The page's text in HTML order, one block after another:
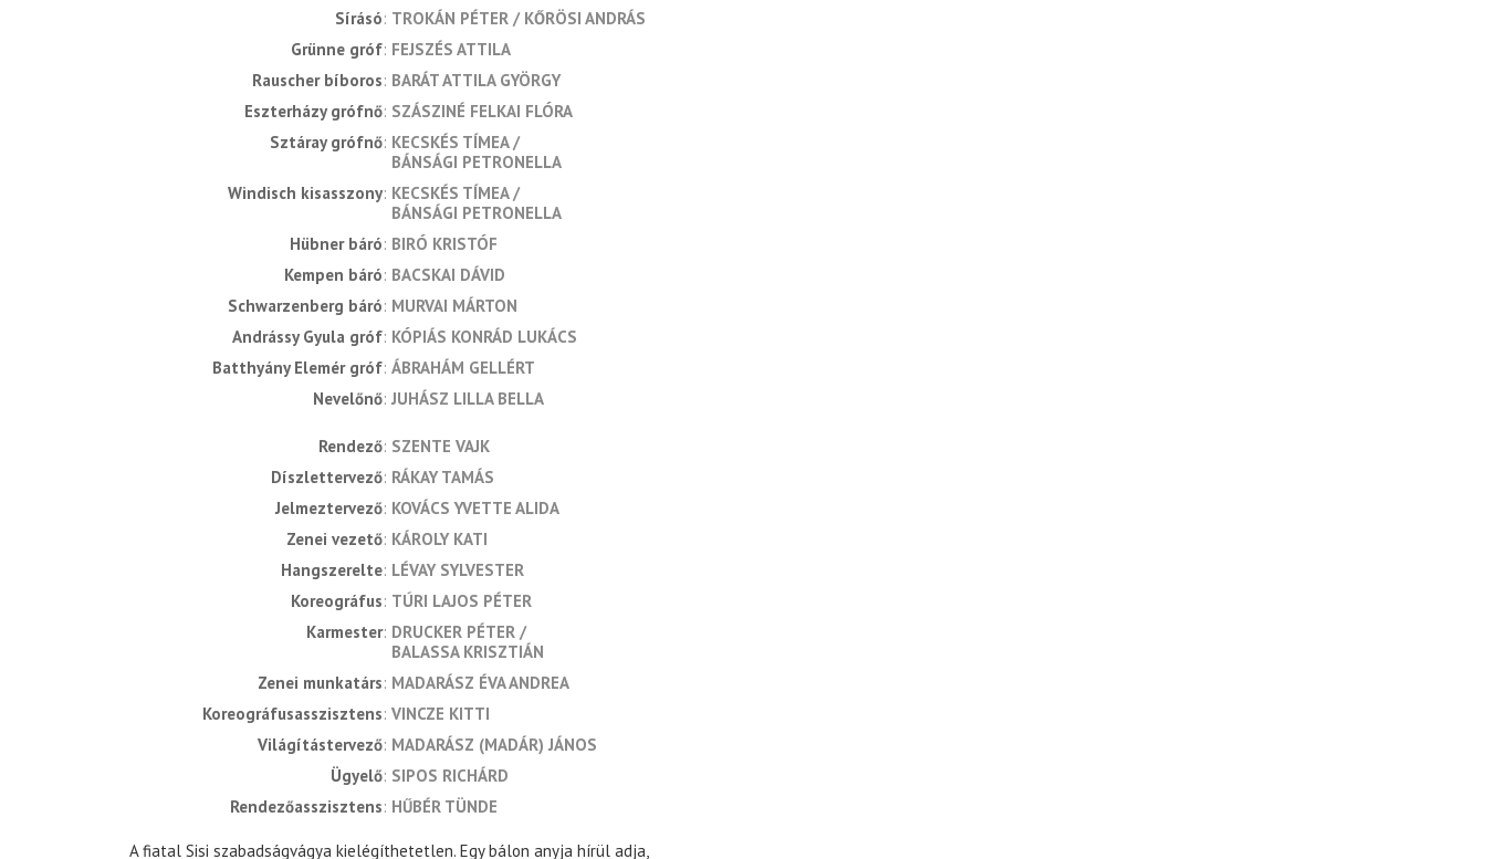
Sírásó TROKÁN PÉTER
KŐRÖSI ANDRÁS
Grünne gróf FEJSZÉS ATTILA
Rauscher bíboros BARÁT ATTILA GYÖRGY
Eszterházy grófnő SZÁSZINÉ FELKAI FLÓRA
Sztáray grófnő KECSKÉS TÍMEA
BÁNSÁGI PETRONELLA
Windisch kisasszony KECSKÉS TÍMEA
BÁNSÁGI PETRONELLA
Hübner báró BIRÓ KRISTÓF
Kempen báró BACSKAI DÁVID
Schwarzenberg báró MURVAI MÁRTON
Andrássy Gyula gróf KÓPIÁS KONRÁD LUKÁCS
Batthyány Elemér gróf ÁBRAHÁM GELLÉRT
Nevelőnő JUHÁSZ LILLA BELLA
rendező SZENTE VAJK
díszlettervező RÁKAY TAMÁS
jelmeztervező KOVÁCS YVETTE ALIDA
zenei vezető KÁROLY KATI
hangszerelte LÉVAY SYLVESTER
koreográfus TÚRI LAJOS PÉTER
karmester DRUCKER PÉTER
BALASSA KRISZTIÁN
zenei munkatárs MADARÁSZ ÉVA ANDREA
koreográfusasszisztens VINCZE KITTI
világítástervező MADARÁSZ (MADÁR) JÁNOS
ügyelő SIPOS RICHÁRD
rendezőasszisztens HŰBÉR TÜNDE
A fiatal Sisi szabadságvágya kielégíthetetlen. Egy bálon anyja hírül adja,